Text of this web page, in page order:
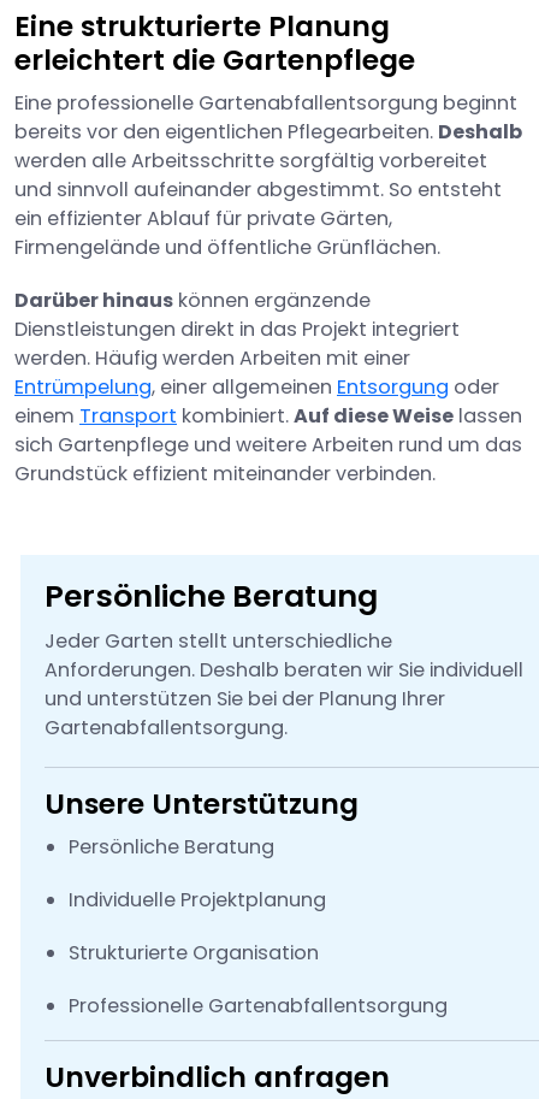
Eine strukturierte Planung
erleichtert die Gartenpflege
Eine professionelle Gartenabfallentsorgung beginnt
bereits vor den eigentlichen Pflegearbeiten. Deshalb
werden alle Arbeitsschritte sorgfältig vorbereitet
und sinnvoll aufeinander abgestimmt. So entsteht
ein effizienter Ablauf für private Gärten,
Firmengelände und öffentliche Grünflächen.
Darüber hinaus können ergänzende
Dienstleistungen direkt in das Projekt integriert
werden. Häufig werden Arbeiten mit einer
Entrümpelung, einer allgemeinen Entsorgung oder
einem Transport kombiniert.Auf diese Weise lassen
sich Gartenpflege und weitere Arbeiten rund um das
Grundstück effizient miteinander verbinden.
Persönliche Beratung
Jeder Garten stellt unterschiedliche
Anforderungen. Deshalb beraten wir Sie individuell
und unterstützen Sie bei der Planung Ihrer
Gartenabfallentsorgung.
Unsere Unterstützung
Persönliche Beratung
Individuelle Projektplanung
Strukturierte Organisation
Professionelle Gartenabfallentsorgung
Unverbindlich anfragen